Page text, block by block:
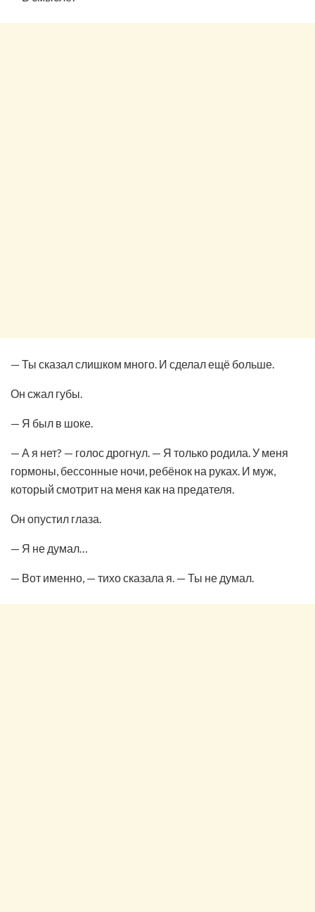
— Ты сказал слишком много. И сделал ещё больше.
Он сжал губы.
— Я был в шоке.
— А я нет? — голос дрогнул. — Я только родила. У меня
гормоны, бессонные ночи, ребёнок на руках. И муж,
который смотрит на меня как на предателя.
Он опустил глаза.
— Я не думал…
— Вот именно, — тихо сказала я. — Ты не думал.